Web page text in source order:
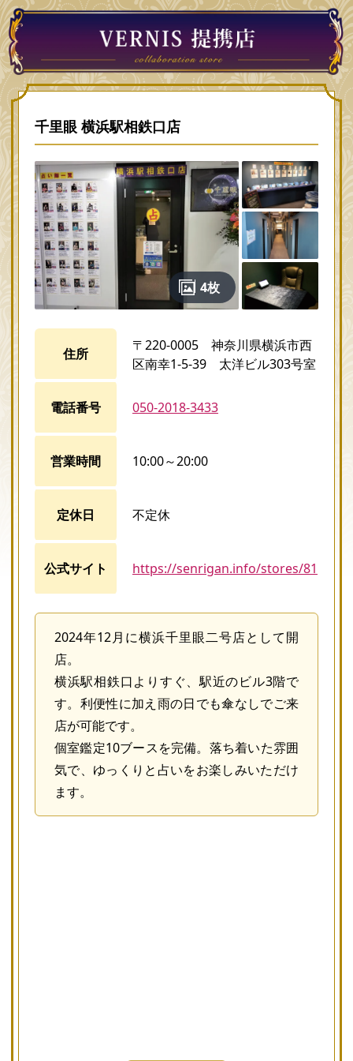
千里眼 横浜駅相鉄口店
4枚
住所
〒220-0005 神奈川県横浜市西
区南幸1-5-39 太洋ビル303号室
電話番号 050-2018-3433
営業時間 10:00～20:00
定休日 不定休
公式サイト https://senrigan.info/stores/81
2024年12月に横浜千里眼二号店として開
店。
横浜駅相鉄口よりすぐ、駅近のビル3階で
す。利便性に加え雨の日でも傘なしでご来
店が可能です。
個室鑑定10ブースを完備。落ち着いた雰囲
気で、ゆっくりと占いをお楽しみいただけ
ます。